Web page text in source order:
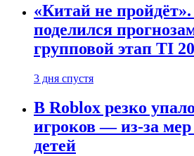
«Китай не
поделился
групповой этап TI
3 дня спустя
В Roblox резко
игроков — из-за
детей